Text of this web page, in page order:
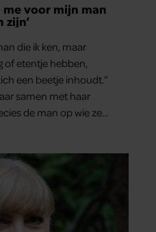
me voor mijn man
zijn’
die ik ken, maar
of etentje hebben,
een beetje inhoudt.”
samen met haar
de man op wie ze
zijn.